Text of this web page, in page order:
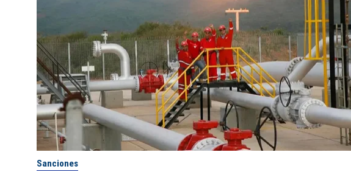
Sanciones